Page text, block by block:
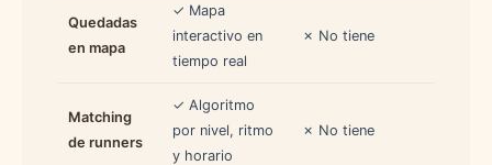
Quedadas
en mapa
✓ Mapa
interactivo en
tiempo real
✗ No tiene
Matching
de runners
✓ Algoritmo
por nivel, ritmo
y horario
✗ No tiene